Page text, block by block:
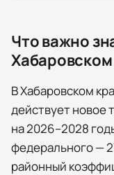
Что важно
В Хабаровском
действует новое
на 2026–2028
федерального —
районный